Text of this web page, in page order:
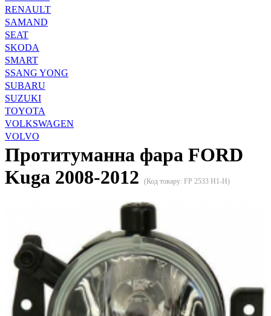
RENAULT
SAMAND
SEAT
SKODA
SMART
SSANG YONG
SUBARU
SUZUKI
TOYOTA
VOLKSWAGEN
VOLVO
Протитуманна фара FORD
Kuga 2008-2012
(Код товару: FP 2533 H1-H)